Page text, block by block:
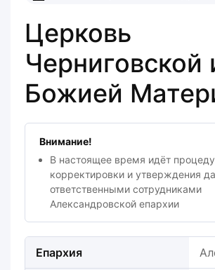
Церковь
Черниговской
Божией
Внимание!
В настоящее время идёт
корректировки и утверждения
ответственными сотрудниками
Александровской епархии
Епархия